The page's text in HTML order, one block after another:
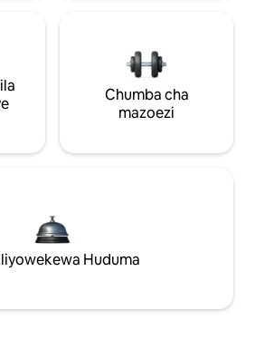
Chumba cha
mazoezi
Huduma